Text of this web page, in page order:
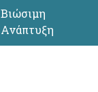
Βιώσιμη
Ανάπτυξη